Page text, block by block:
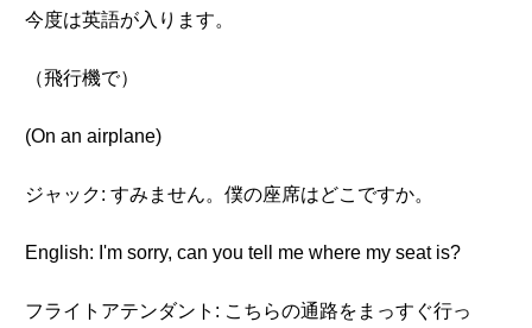
今度は英語が入ります。
（飛行機で）
(On an airplane)
ジャック: すみません。僕の座席はどこですか。
English: I'm sorry, can you tell me where my seat is?
フライトアテンダント: こちらの通路をまっすぐ行っ